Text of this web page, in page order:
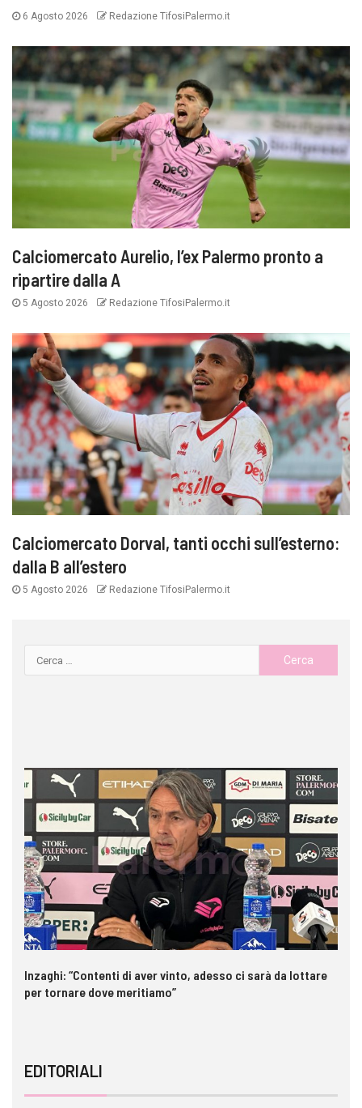
6 Agosto 2026 Redazione TifosiPalermo.it
Calciomercato Aurelio, l’ex Palermo pronto a
ripartire dalla A
5 Agosto 2026 Redazione TifosiPalermo.it
Calciomercato Dorval, tanti occhi sull’esterno:
dalla B all’estero
5 Agosto 2026 Redazione TifosiPalermo.it
Inzaghi: “Contenti di aver vinto, adesso ci sarà da lottare
per tornare dove meritiamo”
EDITORIALI